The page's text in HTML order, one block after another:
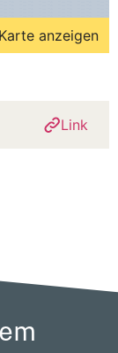
anzeigen
Link